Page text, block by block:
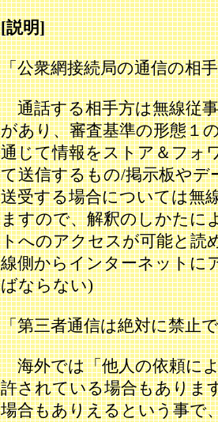
[説明]
「公衆網接続局の通信の相
通話する相手方は無線従
があり、審査基準の形態１
通じて情報をストア＆フォ
て送信するもの/掲示板や
送受する場合については無
ますので、解釈のしかたに
トへのアクセスが可能と読
線側からインターネットに
ばならない)
「第三者通信は絶対に禁止
海外では「他人の依頼に
許されている場合もありま
場合もありえるという事で